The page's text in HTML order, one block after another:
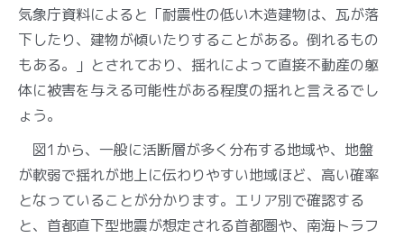
気象庁資料によると「耐震性の低い木造建物は、瓦が落
下したり、建物が傾いたりすることがある。倒れるもの
もある。」とされており、揺れによって直接不動産の躯
体に被害を与える可能性がある程度の揺れと言えるでし
ょう。
図1から、一般に活断層が多く分布する地域や、地盤
が軟弱で揺れが地上に伝わりやすい地域ほど、高い確率
となっていることが分かります。エリア別で確認する
と、首都直下型地震が想定される首都圏や、南海トラフ